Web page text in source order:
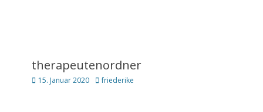
therapeutenordner
Posted
15. Januar 2020 Autor
friederike